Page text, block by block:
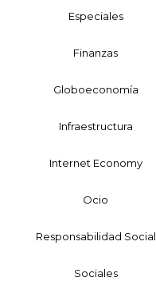
Especiales
Finanzas
Globoeconomía
Infraestructura
Internet Economy
Ocio
Responsabilidad Social
Sociales